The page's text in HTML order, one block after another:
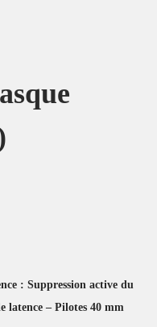
: Suppression active du
latence – Pilotes 40 mm